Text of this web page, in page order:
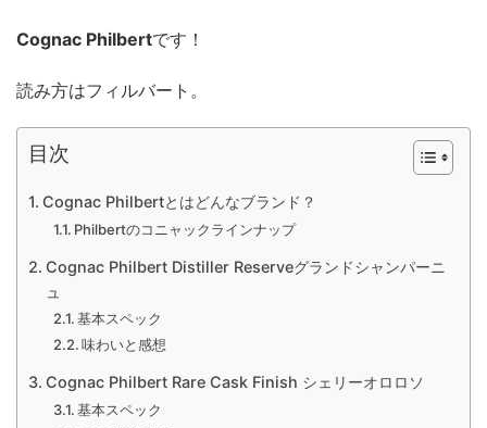
Cognac Philbertです！
読み方はフィルバート。
目次
Cognac Philbertとはどんなブランド？
Philbertのコニャックラインナップ
Cognac Philbert Distiller Reserveグランドシャンパーニ
ュ
基本スペック
味わいと感想
Cognac Philbert Rare Cask Finish シェリーオロロソ
基本スペック